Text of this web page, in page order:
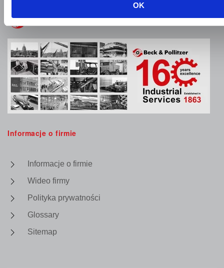
OK
Informacje o firmie
Informacje o firmie
Wideo firmy
Polityka prywatności
Glossary
Sitemap